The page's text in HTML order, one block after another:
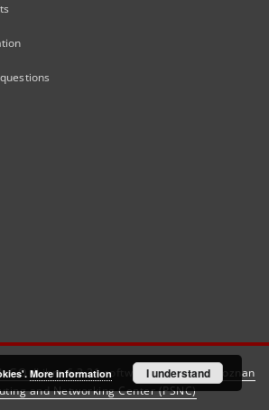
dLibra 6.3.21software created by
Poznan
and Networking Center (PSNC)
More information I understand